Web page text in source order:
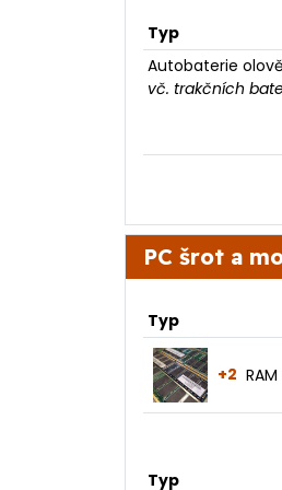
Typ
Autobaterie
vč. trakčních
PC šrot a
Typ
+2
Typ